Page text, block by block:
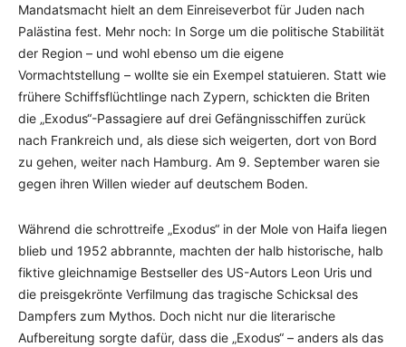
Mandatsmacht hielt an dem Einreiseverbot für Juden nach
Palästina fest. Mehr noch: In Sorge um die politische Stabilität
der Region – und wohl ebenso um die eigene
Vormachtstellung – wollte sie ein Exempel statuieren. Statt wie
frühere Schiffsflüchtlinge nach Zypern, schickten die Briten
die „Exodus“-Passagiere auf drei Gefängnisschiffen zurück
nach Frankreich und, als diese sich weigerten, dort von Bord
zu gehen, weiter nach Hamburg. Am 9. September waren sie
gegen ihren Willen wieder auf deutschem Boden.
Während die schrottreife „Exodus“ in der Mole von Haifa liegen
blieb und 1952 abbrannte, machten der halb historische, halb
fiktive gleichnamige Bestseller des US-Autors Leon Uris und
die preisgekrönte Verfilmung das tragische Schicksal des
Dampfers zum Mythos. Doch nicht nur die literarische
Aufbereitung sorgte dafür, dass die „Exodus“ – anders als das